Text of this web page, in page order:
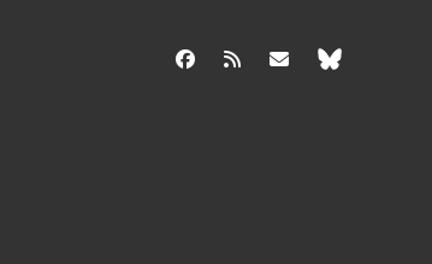
facebook info@aida-archiv.de